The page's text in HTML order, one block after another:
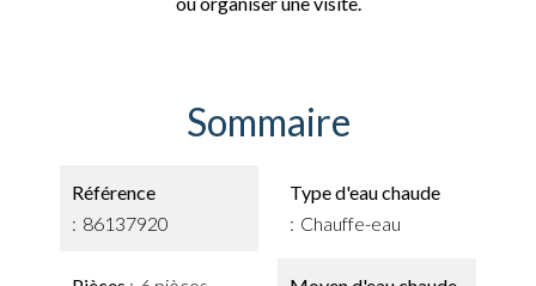
Sommaire
Référence
86137920
Type d'eau chaude
Chauffe-eau